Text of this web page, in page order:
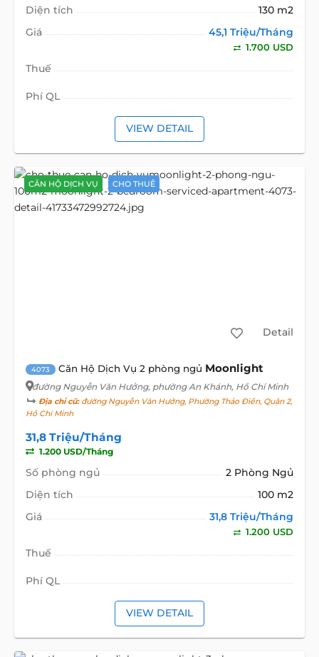
Diện tích
130 m2
Giá
45,1 Triệu/Tháng
1.700 USD
Thuế
Phí QL
VIEW DETAIL
CĂN HỘ DỊCH VỤ CHO THUÊ
Detail
4073 Căn Hộ Dịch Vụ 2 phòng ngủ Moonlight
đường Nguyễn Văn Hưởng, phường An Khánh, Hồ Chí Minh
Địa chỉ cũ:đường Nguyễn Văn Hưởng, Phường Thảo Điền, Quận 2,
Hồ Chí Minh
31,8 Triệu/Tháng
1.200 USD/Tháng
Số phòng ngủ
2 Phòng Ngủ
Diện tích
100 m2
Giá
31,8 Triệu/Tháng
1.200 USD
Thuế
Phí QL
VIEW DETAIL